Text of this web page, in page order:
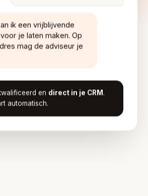
ik een vrijblijvende
je laten maken. Op
mag de adviseur je
en direct in je CRM.
automatisch.